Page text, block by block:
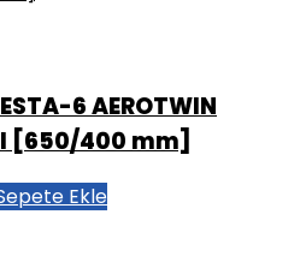
6 AEROTWIN
[650/400 mm]
Ekle